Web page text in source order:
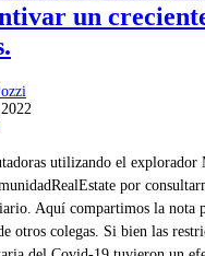
un
utilizando el explorador
por
Aquí compartimos la nota
otros colegas. Si bien las